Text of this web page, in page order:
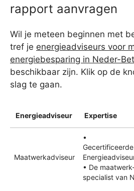
rapport aanvragen
Wil je meteen beginnen met
tref je energieadviseurs voor
energiebesparing in Neder-
beschikbaar zijn. Klik op de
slag te gaan.
Energieadviseur Expertise
Maatwerkadviseur
•
Gecertificeerde
• De
specialist van